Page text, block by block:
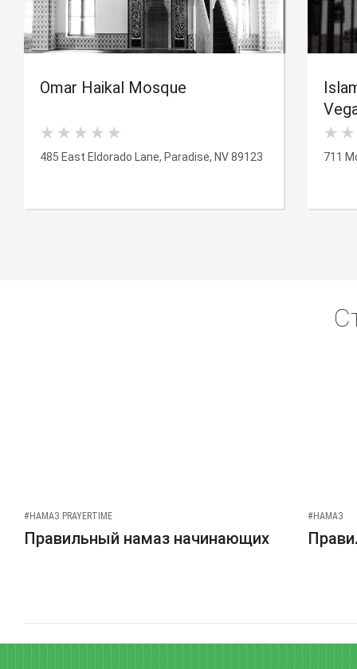
Omar Haikal Mosque
485 East Eldorado Lane, Paradise, NV 89123 711
#НАМАЗ PRAYERTIME
Правильный намаз начинающих
#НАМАЗ